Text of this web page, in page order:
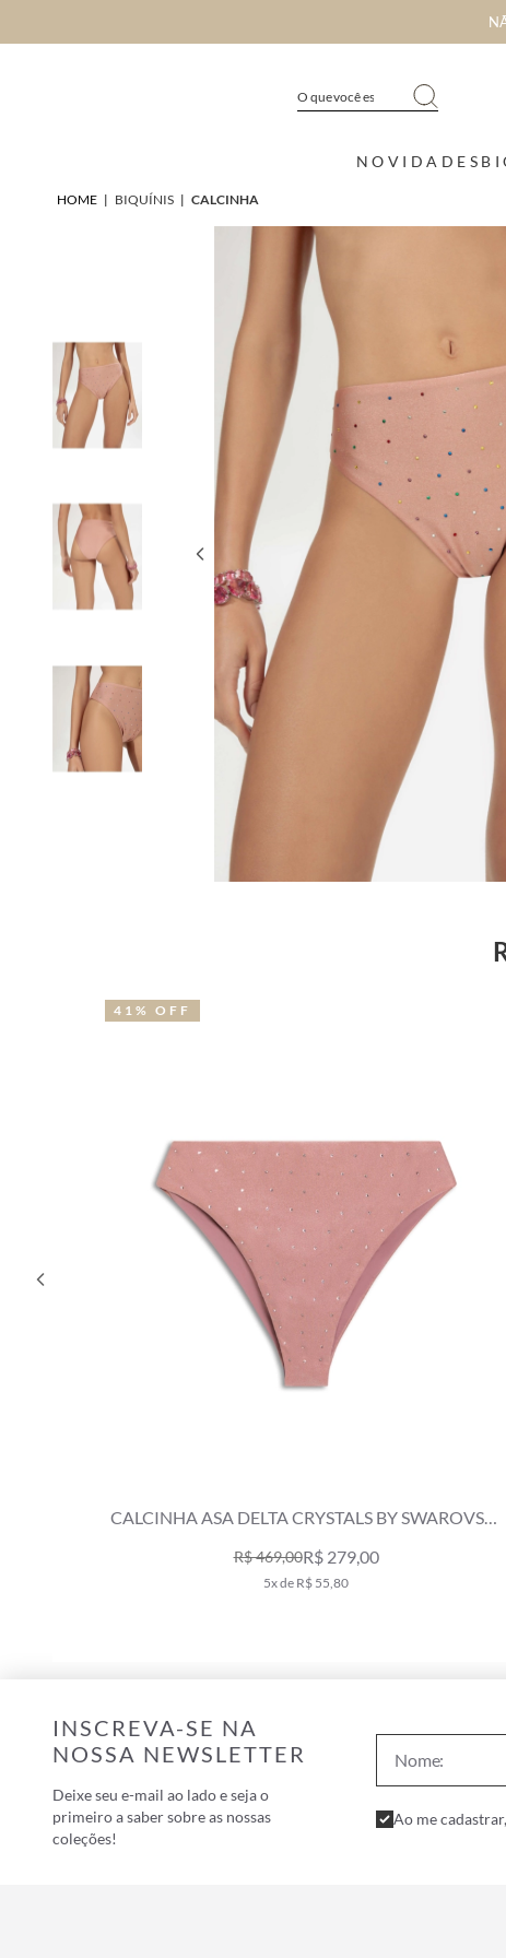
NOVIDADES
HOME | BIQUÍNIS | CALCINHA
CALCINHA LAÇO MINI UP CRYSTALS BY
R$ 419,00R$ 339,00
6x de R$ 56,50
19% OFF
INSCREVA-SE NA
NOSSA NEWSLETTER
Deixe seu e-mail ao lado e seja o
primeiro a saber sobre as nossas
coleções!
Ao me